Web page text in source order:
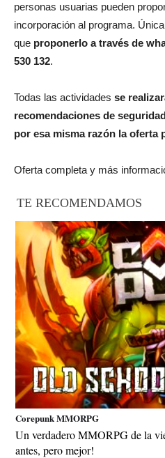
personas usuarias pueden
incorporación al programa.
que proponerlo a través de
530 132.
Todas las actividades se
recomendaciones de
por esa misma razón la oferta
Oferta completa y más
TE RECOMENDAMOS
Corepunk MMORPG
Un verdadero MMORPG de la
antes, pero mejor!